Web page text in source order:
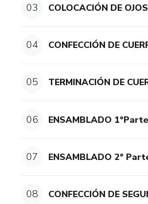
03 COLOCACIÓN DE
04 CONFECCIÓN DE
05 TERMINACIÓN DE
06 ENSAMBLADO 1°Parte
07 ENSAMBLADO 2°
08 CONFECCIÓN DE